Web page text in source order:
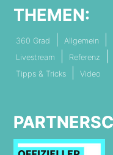
THEMEN:
360 Grad Allgemein
Livestream
Referenz
Tipps & Tricks
Video